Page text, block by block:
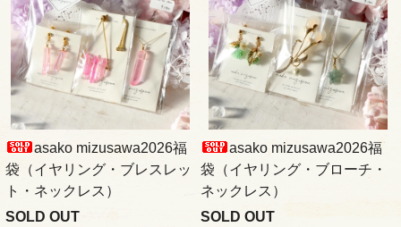
asako mizusawa2026福
袋（イヤリング・ブレスレッ
ト・ネックレス）
SOLD OUT
asako mizusawa2026福
袋（イヤリング・ブローチ・
ネックレス）
SOLD OUT